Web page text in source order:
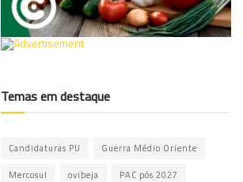
Temas em destaque
Candidaturas PU Guerra Médio Oriente
Mercosul ovibeja PAC pós 2027